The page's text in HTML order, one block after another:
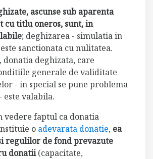
ascunse sub aparenta
cu titlu oneros, sunt, in
; deghizarea - simulatia in
sanctionata cu nulitatea.
deghizata, care
generale de validitate
- in special se pune problema
este valabila.
vedere faptul ca donatia
o adevarata donatie, ea
regulilor de fond prevazute
donatii(capacitate,